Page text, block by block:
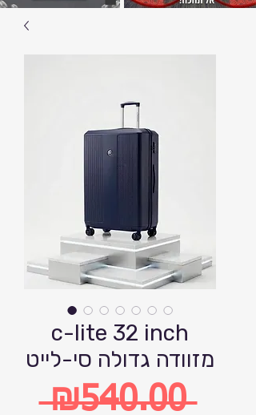
c-lite 32 inch
מזוודה גדולה סי-לייט
₪540.00